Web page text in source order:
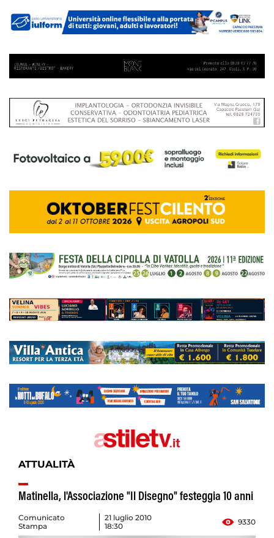
ATTUALITÀ
Matinella, l'Associazione "Il Disegno" festeggia 10 anni
Comunicato
Stampa
21 luglio 2010
18:30
9330